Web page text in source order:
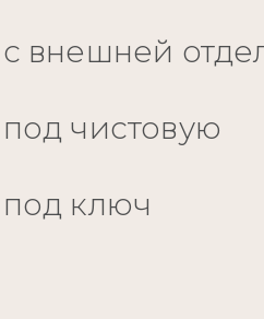
внешней
чистовую
ключ